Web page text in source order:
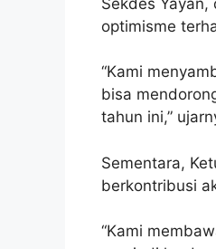
optimisme
“Kami
bisa
tahun ini,”
Sementara,
berkontribusi
“Kami